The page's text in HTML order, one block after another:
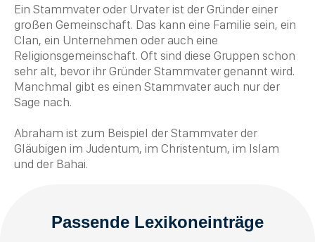
Ein Stammvater oder Urvater ist der Gründer einer
großen Gemeinschaft. Das kann eine Familie sein, ein
Clan, ein Unternehmen oder auch eine
Religionsgemeinschaft. Oft sind diese Gruppen schon
sehr alt, bevor ihr Gründer Stammvater genannt wird.
Manchmal gibt es einen Stammvater auch nur der
Sage nach.
Abraham ist zum Beispiel der Stammvater der
Gläubigen im Judentum, im Christentum, im Islam
und der Bahai.
Passende Lexikoneinträge